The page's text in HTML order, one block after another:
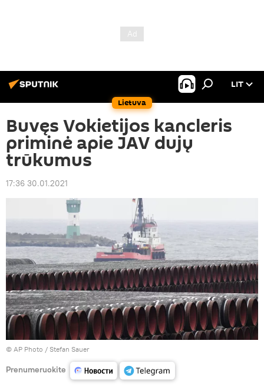
Lietuva
LIT
Buvęs Vokietijos kancleris
priminė apie JAV dujų
trūkumus
17:36 30.01.2021
© AP Photo / Stefan Sauer
Prenumeruokite